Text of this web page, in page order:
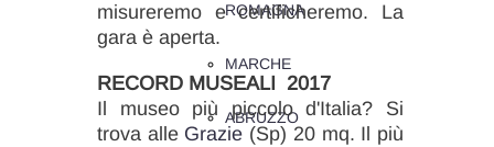
ROMAGNA
MARCHE
ABRUZZO
misureremo e certificheremo. La
gara è aperta.
RECORD MUSEALI 2017
Il museo più piccolo d'Italia? Si
trova alle Grazie (Sp) 20 mq. Il più